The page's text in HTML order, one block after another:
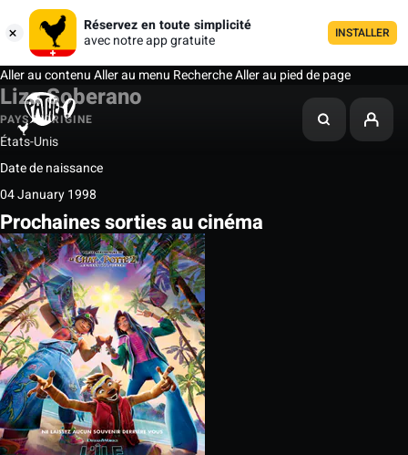
Réservez en toute simplicité
avec notre app gratuite
INSTALLER
Aller au contenuAller au menu RechercheAller au pied de page
Liza Soberano
PAYS D'ORIGINE
États-Unis
Date de naissance
04 January 1998
Prochaines sorties au cinéma